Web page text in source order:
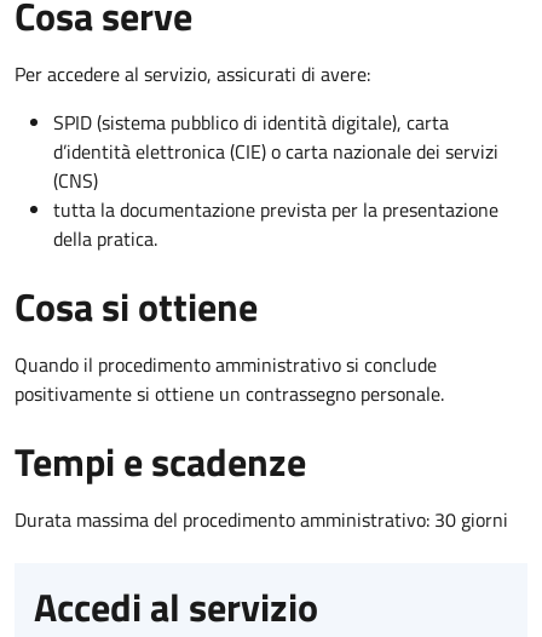
Cosa serve
Per accedere al servizio, assicurati di avere:
SPID (sistema pubblico di identità digitale), carta
d’identità elettronica (CIE) o carta nazionale dei servizi
(CNS)
tutta la documentazione prevista per la presentazione
della pratica.
Cosa si ottiene
Quando il procedimento amministrativo si conclude
positivamente si ottiene un contrassegno personale.
Tempi e scadenze
Durata massima del procedimento amministrativo: 30 giorni
Accedi al servizio